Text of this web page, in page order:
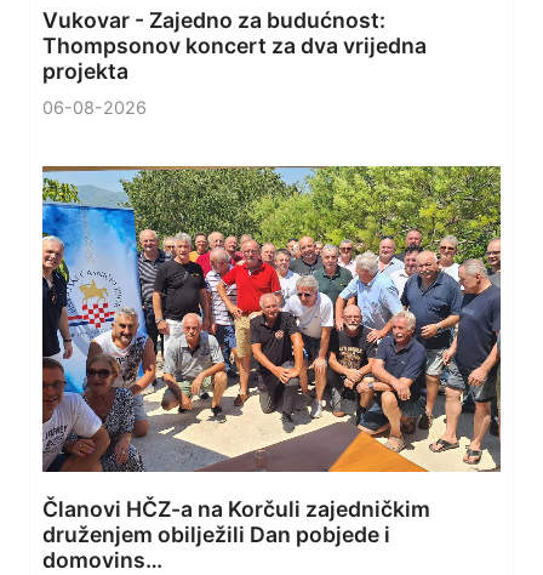
Vukovar - Zajedno za budućnost:
Thompsonov koncert za dva vrijedna
projekta
06-08-2026
Članovi HČZ-a na Korčuli zajedničkim
druženjem obilježili Dan pobjede i
domovins…